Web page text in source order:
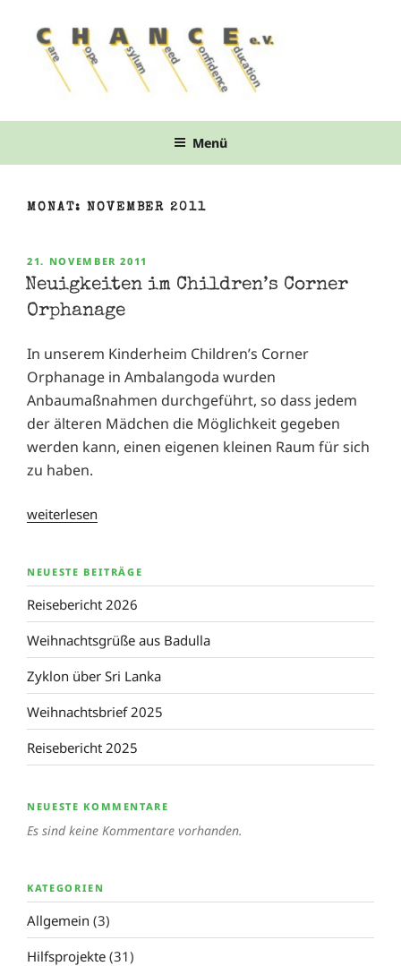
springen
Menü
MONAT: NOVEMBER 2011
VERÖFFENTLICHT
AM
21. NOVEMBER 2011
Neuigkeiten im Children’s Corner
Orphanage
In unserem Kinderheim Children’s Corner
Orphanage in Ambalangoda wurden
Anbaumaßnahmen durchgeführt, so dass jedem
der älteren Mädchen die Möglichkeit gegeben
werden kann, einen eigenen kleinen Raum für sich
zu haben.
„Neuigkeiten
Corner
Orphanage“
weiterlesen
NEUESTE BEITRÄGE
Reisebericht 2026
Weihnachtsgrüße aus Badulla
Zyklon über Sri Lanka
Weihnachtsbrief 2025
Reisebericht 2025
NEUESTE KOMMENTARE
Es sind keine Kommentare vorhanden.
KATEGORIEN
Allgemein (3)
Hilfsprojekte (31)